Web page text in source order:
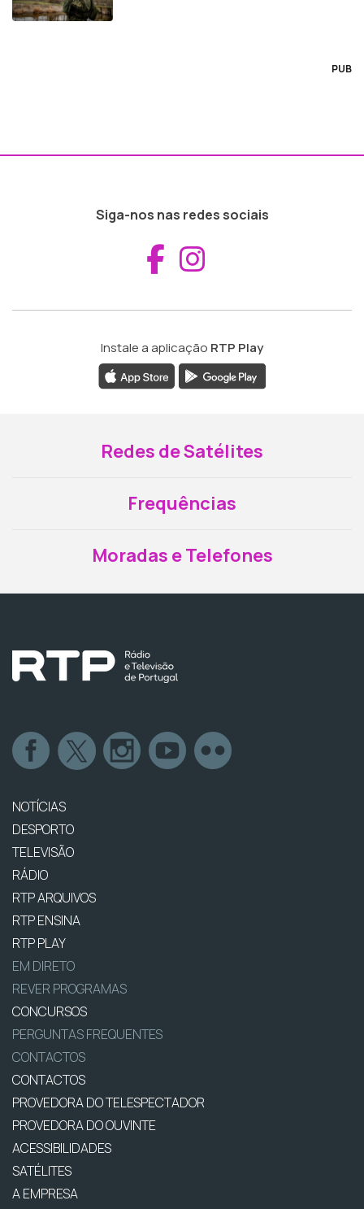
PUB
Siga-nos nas redes sociais
Aceder ao
Instale a aplicação RTP Play
Redes de Satélites
Frequências
Moradas e Telefones
NOTÍCIAS
DESPORTO
TELEVISÃO
RÁDIO
RTP ARQUIVOS
RTP ENSINA
RTP PLAY
EM DIRETO
REVER PROGRAMAS
CONCURSOS
PERGUNTAS FREQUENTES
CONTACTOS
CONTACTOS
PROVEDORA DO TELESPECTADOR
PROVEDORA DO OUVINTE
ACESSIBILIDADES
SATÉLITES
A EMPRESA